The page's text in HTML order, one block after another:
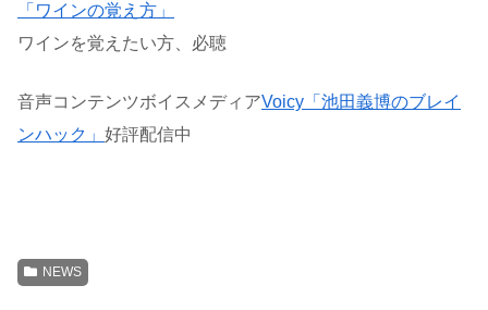
「ワインの覚え方」
ワインを覚えたい方、必聴
音声コンテンツボイスメディアVoicy「池田義博のブレイ
ンハック」 好評配信中
NEWS